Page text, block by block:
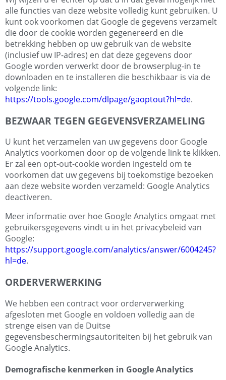
alle functies van deze website volledig kunt gebruiken. U
kunt ook voorkomen dat Google de gegevens verzamelt
die door de cookie worden gegenereerd en die
betrekking hebben op uw gebruik van de website
(inclusief uw IP-adres) en dat deze gegevens door
Google worden verwerkt door de browserplug-in te
downloaden en te installeren die beschikbaar is via de
volgende link:
https://tools.google.com/dlpage/gaoptout?hl=de.
BEZWAAR TEGEN GEGEVENSVERZAMELING
U kunt het verzamelen van uw gegevens door Google
Analytics voorkomen door op de volgende link te klikken.
Er zal een opt-out-cookie worden ingesteld om te
voorkomen dat uw gegevens bij toekomstige bezoeken
aan deze website worden verzameld: Google Analytics
deactiveren.
Meer informatie over hoe Google Analytics omgaat met
gebruikersgegevens vindt u in het privacybeleid van
Google:
https://support.google.com/analytics/answer/6004245?
hl=de.
ORDERVERWERKING
We hebben een contract voor orderverwerking
afgesloten met Google en voldoen volledig aan de
strenge eisen van de Duitse
gegevensbeschermingsautoriteiten bij het gebruik van
Google Analytics.
Demografische kenmerken in Google Analytics